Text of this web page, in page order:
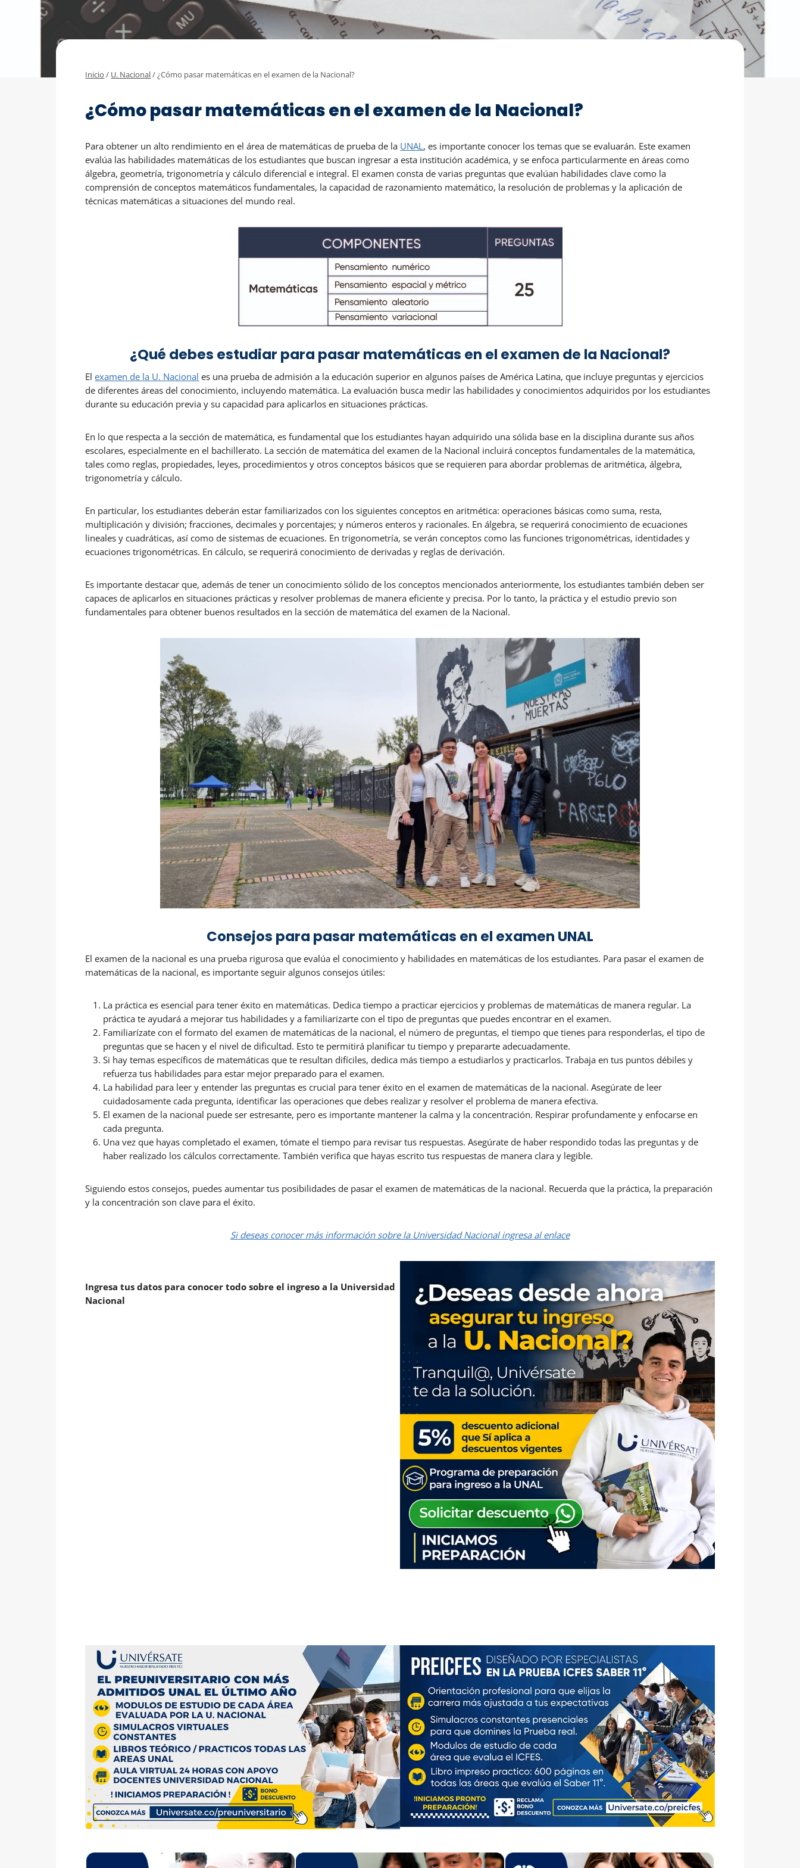
Inicio / U. Nacional/ ¿Cómo pasar matemáticas en el examen de la Nacional?
¿Cómo pasar matemáticas en el examen de la Nacional?
Para obtener un alto rendimiento en el área de matemáticas de prueba de la UNAL, es importante conocer los temas que se evaluarán. Este examen
evalúa las habilidades matemáticas de los estudiantes que buscan ingresar a esta institución académica, y se enfoca particularmente en áreas como
álgebra, geometría, trigonometría y cálculo diferencial e integral. El examen consta de varias preguntas que evalúan habilidades clave como la
comprensión de conceptos matemáticos fundamentales, la capacidad de razonamiento matemático, la resolución de problemas y la aplicación de
técnicas matemáticas a situaciones del mundo real.
¿Qué debes estudiar para pasar matemáticas en el examen de la Nacional?
Elexamen de la U. Nacional es una prueba de admisión a la educación superior en algunos países de América Latina, que incluye preguntas y ejercicios
de diferentes áreas del conocimiento, incluyendo matemática. La evaluación busca medir las habilidades y conocimientos adquiridos por los estudiantes
durante su educación previa y su capacidad para aplicarlos en situaciones prácticas.
En lo que respecta a la sección de matemática, es fundamental que los estudiantes hayan adquirido una sólida base en la disciplina durante sus años
escolares, especialmente en el bachillerato. La sección de matemática del examen de la Nacional incluirá conceptos fundamentales de la matemática,
tales como reglas, propiedades, leyes, procedimientos y otros conceptos básicos que se requieren para abordar problemas de aritmética, álgebra,
trigonometría y cálculo.
En particular, los estudiantes deberán estar familiarizados con los siguientes conceptos en aritmética: operaciones básicas como suma, resta,
multiplicación y división; fracciones, decimales y porcentajes; y números enteros y racionales. En álgebra, se requerirá conocimiento de ecuaciones
lineales y cuadráticas, así como de sistemas de ecuaciones. En trigonometría, se verán conceptos como las funciones trigonométricas, identidades y
ecuaciones trigonométricas. En cálculo, se requerirá conocimiento de derivadas y reglas de derivación.
Es importante destacar que, además de tener un conocimiento sólido de los conceptos mencionados anteriormente, los estudiantes también deben ser
capaces de aplicarlos en situaciones prácticas y resolver problemas de manera eficiente y precisa. Por lo tanto, la práctica y el estudio previo son
fundamentales para obtener buenos resultados en la sección de matemática del examen de la Nacional.
Consejos para pasar matemáticas en el examen UNAL
El examen de la nacional es una prueba rigurosa que evalúa el conocimiento y habilidades en matemáticas de los estudiantes. Para pasar el examen de
matemáticas de la nacional, es importante seguir algunos consejos útiles:
La práctica es esencial para tener éxito en matemáticas. Dedica tiempo a practicar ejercicios y problemas de matemáticas de manera regular. La
práctica te ayudará a mejorar tus habilidades y a familiarizarte con el tipo de preguntas que puedes encontrar en el examen.
Familiarízate con el formato del examen de matemáticas de la nacional, el número de preguntas, el tiempo que tienes para responderlas, el tipo de
preguntas que se hacen y el nivel de dificultad. Esto te permitirá planificar tu tiempo y prepararte adecuadamente.
Si hay temas específicos de matemáticas que te resultan difíciles, dedica más tiempo a estudiarlos y practicarlos. Trabaja en tus puntos débiles y
refuerza tus habilidades para estar mejor preparado para el examen.
La habilidad para leer y entender las preguntas es crucial para tener éxito en el examen de matemáticas de la nacional. Asegúrate de leer
cuidadosamente cada pregunta, identificar las operaciones que debes realizar y resolver el problema de manera efectiva.
El examen de la nacional puede ser estresante, pero es importante mantener la calma y la concentración. Respirar profundamente y enfocarse en
cada pregunta.
Una vez que hayas completado el examen, tómate el tiempo para revisar tus respuestas. Asegúrate de haber respondido todas las preguntas y de
haber realizado los cálculos correctamente. También verifica que hayas escrito tus respuestas de manera clara y legible.
Siguiendo estos consejos, puedes aumentar tus posibilidades de pasar el examen de matemáticas de la nacional. Recuerda que la práctica, la preparación
y la concentración son clave para el éxito.
Si deseas conocer más información sobre la Universidad Nacional ingresa al enlace
Ingresa tus datos para conocer todo sobre el ingreso a la Universidad
Nacional